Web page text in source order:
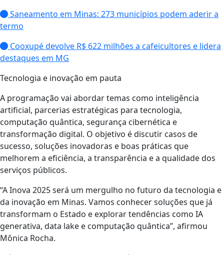
Saneamento em Minas: 273 municípios podem aderir a
termo
Cooxupé devolve R$ 622 milhões a cafeicultores e lidera
destaques em MG
Tecnologia e inovação em pauta
A programação vai abordar temas como inteligência
artificial, parcerias estratégicas para tecnologia,
computação quântica, segurança cibernética e
transformação digital. O objetivo é discutir casos de
sucesso, soluções inovadoras e boas práticas que
melhorem a eficiência, a transparência e a qualidade dos
serviços públicos.
“A Inova 2025 será um mergulho no futuro da tecnologia e
da inovação em Minas. Vamos conhecer soluções que já
transformam o Estado e explorar tendências como IA
generativa, data lake e computação quântica”, afirmou
Mônica Rocha.